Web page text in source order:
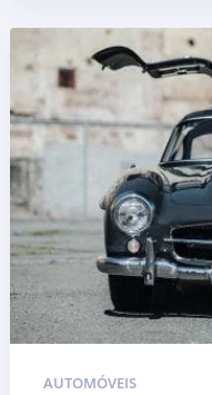
AUTOMÓVEIS